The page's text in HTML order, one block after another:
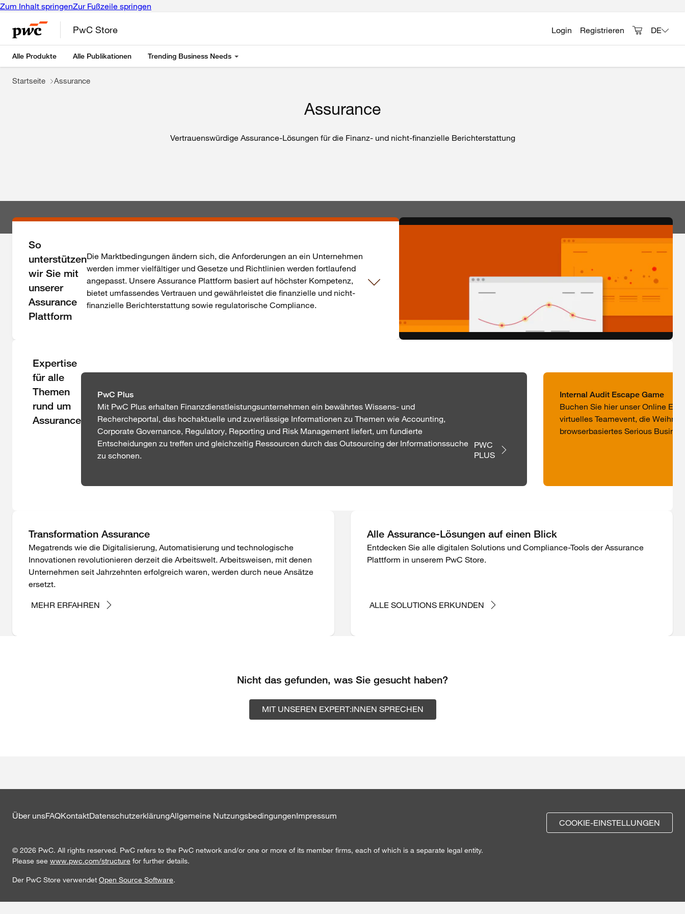
Zum Inhalt springenZur Fußzeile springen
PwC Store
Alle Produkte Alle Publikationen Trending Business Needs
Login Registrieren DE
Startseite Assurance
Assurance
Vertrauenswürdige Assurance-Lösungen für die Finanz- und nicht-finanzielle Berichterstattung
So
unterstützen
wir Sie mit
unserer
Assurance
Plattform
Die Marktbedingungen ändern sich, die Anforderungen an ein Unternehmen
werden immer vielfältiger und Gesetze und Richtlinien werden fortlaufend
angepasst. Unsere Assurance Plattform basiert auf höchster Kompetenz,
bietet umfassendes Vertrauen und gewährleistet die finanzielle und nicht-
finanzielle Berichterstattung sowie regulatorische Compliance.
Expertise
für alle
Themen
rund um
Assurance
PwC Plus
Mit PwC Plus erhalten Finanzdienstleistungsunternehmen ein bewährtes Wissens- und
Rechercheportal, das hochaktuelle und zuverlässige Informationen zu Themen wie Accounting,
Corporate Governance, Regulatory, Reporting und Risk Management liefert, um fundierte
Entscheidungen zu treffen und gleichzeitig Ressourcen durch das Outsourcing der Informationssuche
zu schonen.
PWC
PLUS
Internal Audit Escape Game
Buchen Sie hier unser Online
virtuelles Teamevent, die
browserbasiertes Serious
Transformation Assurance
Megatrends wie die Digitalisierung, Automatisierung und technologische
Innovationen revolutionieren derzeit die Arbeitswelt. Arbeitsweisen, mit denen
Unternehmen seit Jahrzehnten erfolgreich waren, werden durch neue Ansätze
ersetzt.
MEHR ERFAHREN
Alle Assurance-Lösungen auf einen Blick
Entdecken Sie alle digitalen Solutions und Compliance-Tools der Assurance
Plattform in unserem PwC Store.
ALLE SOLUTIONS ERKUNDEN
Nicht das gefunden, was Sie gesucht haben?
MIT UNSEREN EXPERT:INNEN SPRECHEN
Über unsFAQKontaktDatenschutzerklärungAllgemeine NutzungsbedingungenImpressum
COOKIE-EINSTELLUNGEN
© 2026 PwC. All rights reserved. PwC refers to the PwC network and/or one or more of its member firms, each of which is a separate legal entity.
Please see www.pwc.com/structure for further details.
Der PwC Store verwendet Open Source Software.